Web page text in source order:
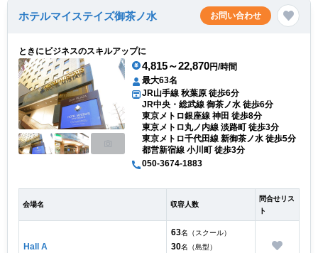
ホテルマイステイズ御茶ノ水 お問い合わせ
ときにビジネスのスキルアップに
4,815～22,870円/時間
最大63名
JR山手線 秋葉原 徒歩6分
JR中央・総武線 御茶ノ水 徒歩6分
東京メトロ銀座線 神田 徒歩8分
東京メトロ丸ノ内線 淡路町 徒歩3分
東京メトロ千代田線 新御茶ノ水 徒歩5分
都営新宿線 小川町 徒歩3分
050-3674-1883
会場名 収容人数
問合せリス
ト
Hall A
63名（スクール）
30名（島型）